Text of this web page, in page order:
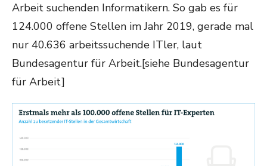
Arbeit suchenden Informatikern. So gab es für
124.000 offene Stellen im Jahr 2019, gerade mal
nur 40.636 arbeitssuchende ITler, laut
Bundesagentur für Arbeit.[siehe Bundesagentur
für Arbeit]